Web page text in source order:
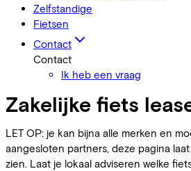
Zelfstandige
Fietsen
Contact
Contact
Ik heb een vraag
Zakelijke fiets
LET OP: je kan bijna alle merken en
aangesloten partners, deze pagina
zien. Laat je lokaal adviseren welke